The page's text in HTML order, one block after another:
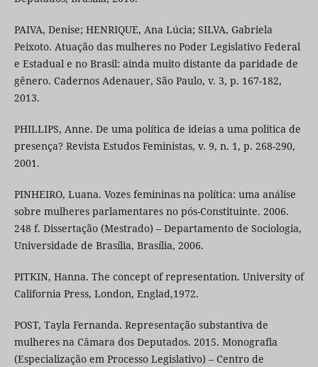
PAIVA, Denise; HENRIQUE, Ana Lúcia; SILVA, Gabriela
Peixoto. Atuação das mulheres no Poder Legislativo Federal
e Estadual e no Brasil: ainda muito distante da paridade de
gênero. Cadernos Adenauer, São Paulo, v. 3, p. 167-182,
2013.
PHILLIPS, Anne. De uma política de ideias a uma política de
presença? Revista Estudos Feministas, v. 9, n. 1, p. 268-290,
2001.
PINHEIRO, Luana. Vozes femininas na política: uma análise
sobre mulheres parlamentares no pós-Constituinte. 2006.
248 f. Dissertação (Mestrado) – Departamento de Sociologia,
Universidade de Brasília, Brasília, 2006.
PITKIN, Hanna. The concept of representation. University of
California Press, London, Englad,1972.
POST, Tayla Fernanda. Representação substantiva de
mulheres na Câmara dos Deputados. 2015. Monografia
(Especialização em Processo Legislativo) – Centro de